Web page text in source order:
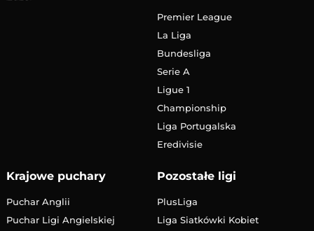
Premier League
La Liga
Bundesliga
Serie A
Ligue 1
Championship
Liga Portugalska
Eredivisie
Krajowe puchary
Puchar Anglii
Puchar Ligi Angielskiej
Pozostałe ligi
PlusLiga
Liga Siatkówki Kobiet